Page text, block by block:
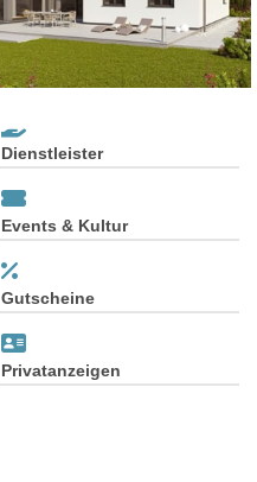
Dienstleister
Events & Kultur
Gutscheine
Privatanzeigen